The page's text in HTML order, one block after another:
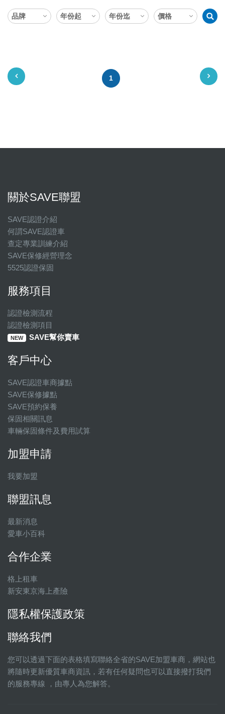
星期四
星期五
國定假日營業時間請洽店家確認
1
關於SAVE聯盟
SAVE認證介紹
何謂SAVE認證車
查定專業訓練介紹
SAVE保修經營理念
5525認證保固
服務項目
認證檢測流程
認證檢測項目
NEW SAVE幫你賣車
客戶中心
SAVE認證車商據點
SAVE保修據點
SAVE預約保養
保固相關訊息
車輛保固條件及費用試算
加盟申請
我要加盟
聯盟訊息
最新消息
愛車小百科
合作企業
格上租車
新安東京海上產險
隱私權保護政策
聯絡我們
您可以透過下面的表格填寫聯絡全省的SAVE加盟車商，網站也
將隨時更新優質車商資訊，若有任何疑問也可以直接撥打我們
的服務專線 ，由專人為您解答。